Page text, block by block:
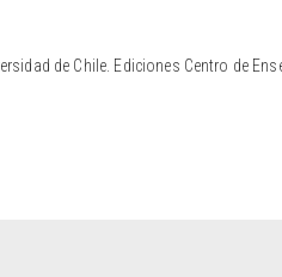
de Chile. Ediciones Centro de